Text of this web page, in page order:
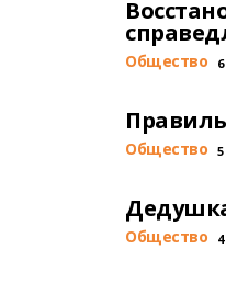
Общество
Общество
Общество